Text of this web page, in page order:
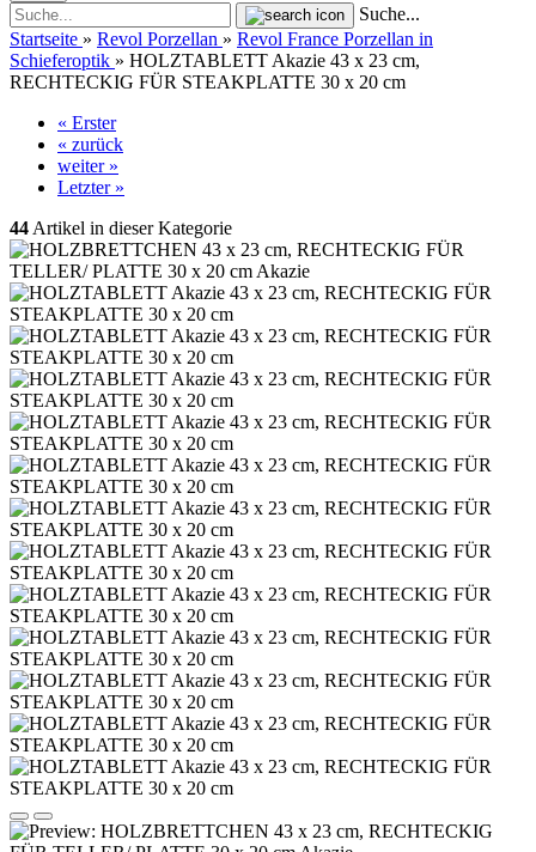
Suche...
Startseite » Revol Porzellan » Revol France Porzellan in
Schieferoptik » HOLZTABLETT Akazie 43 x 23 cm,
RECHTECKIG FÜR STEAKPLATTE 30 x 20 cm
« Erster
« zurück
weiter »
Letzter »
44 Artikel in dieser Kategorie